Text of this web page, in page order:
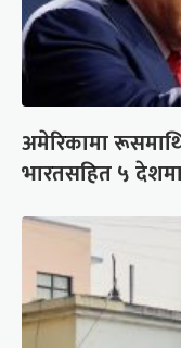
अमेरिकामा
भारतसहित ५